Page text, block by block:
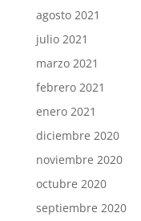
agosto 2021
julio 2021
marzo 2021
febrero 2021
enero 2021
diciembre 2020
noviembre 2020
octubre 2020
septiembre 2020